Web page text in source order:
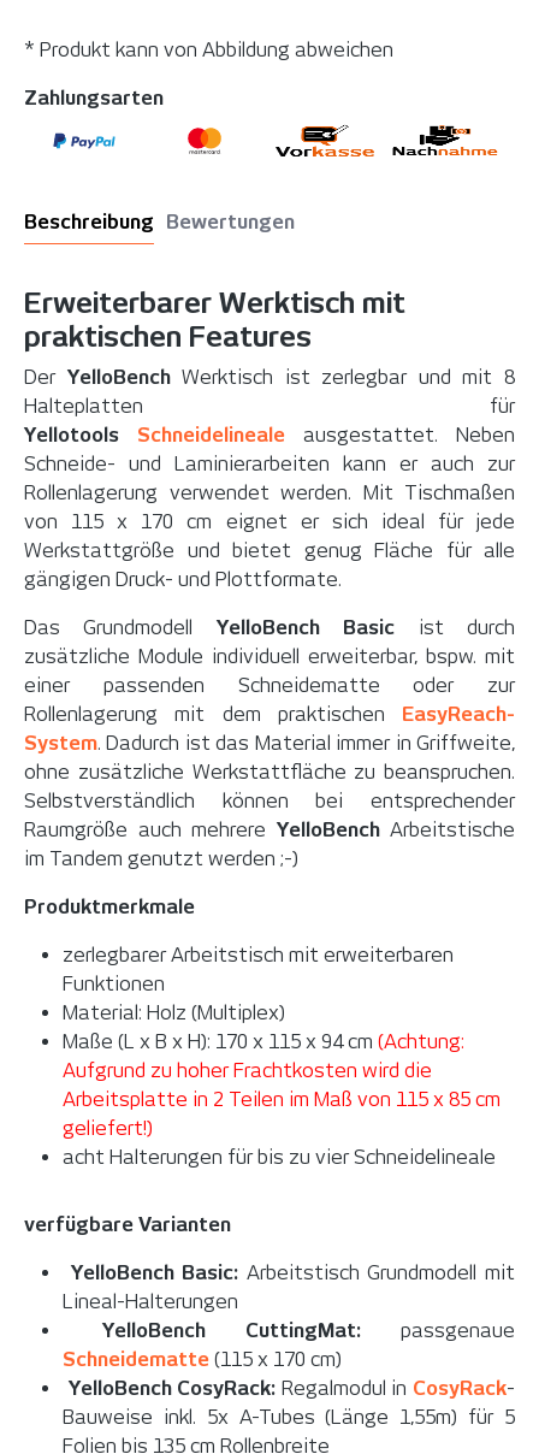
* Produkt kann von Abbildung abweichen
Zahlungsarten
Beschreibung Bewertungen
Erweiterbarer Werktisch mit
praktischen Features
Der YelloBenchWerktisch ist zerlegbar und mit 8
Halteplatten für
Yellotools
Schneidelineale ausgestattet. Neben
Schneide- und Laminierarbeiten kann er auch zur
Rollenlagerung verwendet werden.
Mit Tischmaßen
von 115 x 170 cm eignet er sich ideal für jede
Werkstattgröße und bietet genug Fläche für alle
gängigen Druck- und Plottformate.
Das Grundmodell YelloBench Basic ist durch
zusätzliche Module individuell erweiterbar, bspw. mit
einer passenden Schneidematte oder zur
Rollenlagerung mit dem praktischen EasyReach-
System. Dadurch ist das Material immer in Griffweite,
ohne zusätzliche Werkstattfläche zu beanspruchen.
Selbstverständlich können bei entsprechender
Raumgröße auch mehrere YelloBenchArbeitstische
im Tandem genutzt werden ;-)
Produktmerkmale
zerlegbarer Arbeitstisch mit erweiterbaren
Funktionen
Material: Holz (Multiplex)
Maße (L x B x H): 170 x 115 x 94 cm (Achtung:
Aufgrund zu hoher Frachtkosten wird die
Arbeitsplatte in 2 Teilen im Maß von 115 x 85 cm
geliefert!)
acht Halterungen für bis zu vier Schneidelineale
verfügbare Varianten
YelloBench Basic: Arbeitstisch Grundmodell mit
Lineal-Halterungen
YelloBench CuttingMat: passgenaue
Schneidematte (115 x 170 cm)
YelloBench CosyRack: Regalmodul in CosyRack-
Bauweise inkl. 5x A-Tubes (Länge 1,55m) für 5
Folien bis 135 cm Rollenbreite